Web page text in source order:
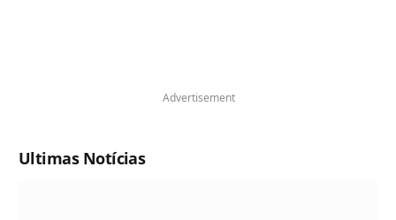
Advertisement
Ultimas Notícias